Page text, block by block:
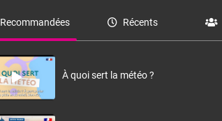
Recommandées Récents
À quoi sert la météo ?